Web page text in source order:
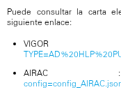
Puede consultar la carta
siguiente enlace: